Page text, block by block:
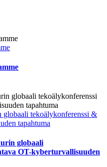
globaali tekoälykonferenssi &
tapahtuma
globaali
OT-kyberturvallisuuden